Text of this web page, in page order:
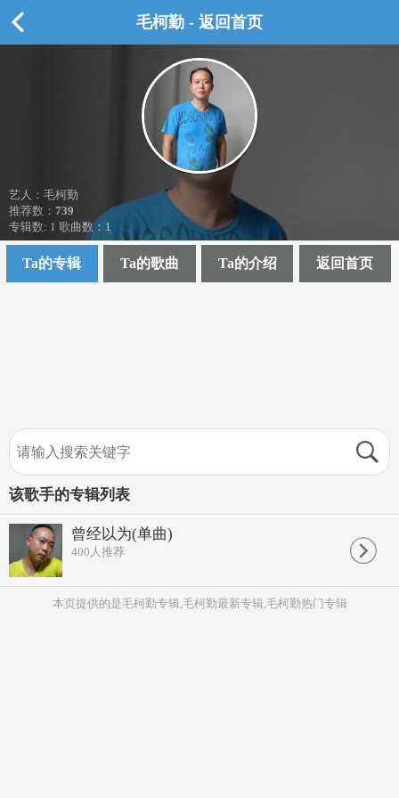
毛柯勤 - 返回首页
艺人：毛柯勤
推荐数： 739
专辑数: 1 歌曲数：1
Ta的专辑 Ta的歌曲 Ta的介绍 返回首页
该歌手的专辑列表
曾经以为(单曲)
400 人推荐
本页提供的是毛柯勤专辑,毛柯勤最新专辑,毛柯勤热门专辑